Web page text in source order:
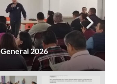
Subsecretario de
del Estado de